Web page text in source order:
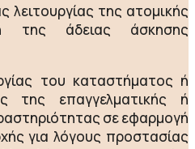
λειτουργίας της ατομικής
της άδειας άσκησης
του καταστήματος ή
της επαγγελματικής ή
σε εφαρμογή
για λόγους προστασίας